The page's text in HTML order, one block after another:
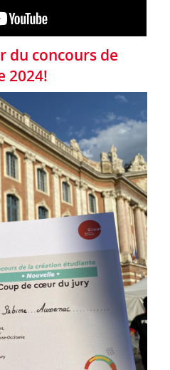
du concours de
2024!